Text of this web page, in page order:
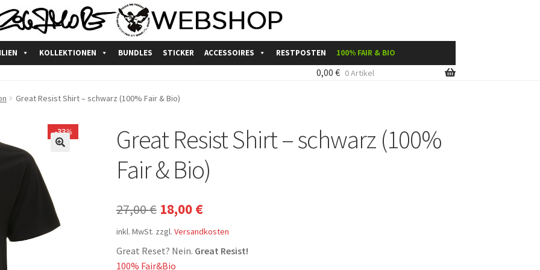
KOLLEKTIONEN BUNDLES STICKER ACCESSOIRES RESTPOSTEN 100% FAIR & BIO
Shop-Übersicht
0,00 € 0 Artikel
Great Resist Shirt – schwarz (100% Fair & Bio)
%
33
Great Resist Shirt – schwarz (100%
Fair & Bio)
27,00€ Ursprünglicher
Preis
war:
18,00 €Aktueller
Preis
ist:
inkl. MwSt. zzgl. Versandkosten
Great Reset? Nein. Great Resist!
100% Fair&Bio